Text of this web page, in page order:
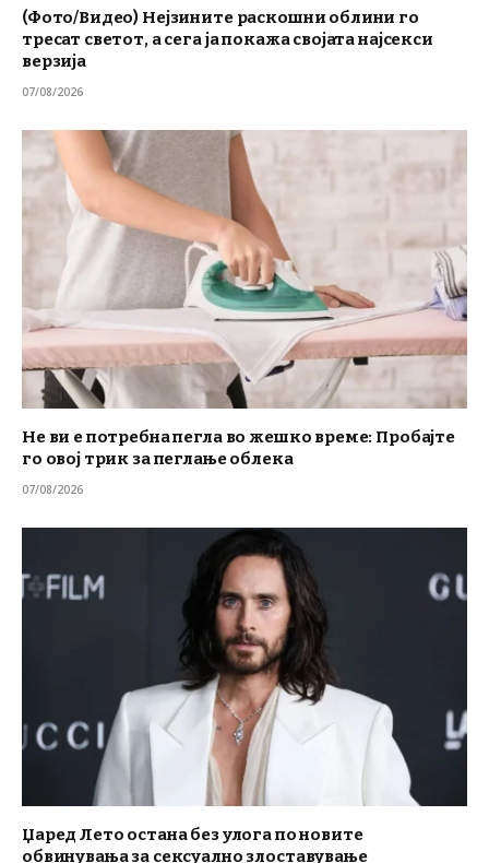
(Фото/Видео) Нејзините раскошни облини го
тресат светот, а сега ја покажа својата најсекси
верзија
07/08/2026
Не ви е потребна пегла во жешко време: Пробајте
го овој трик за пеглање облека
07/08/2026
Џаред Лето остана без улога по новите
обвинувања за сексуално злоставување